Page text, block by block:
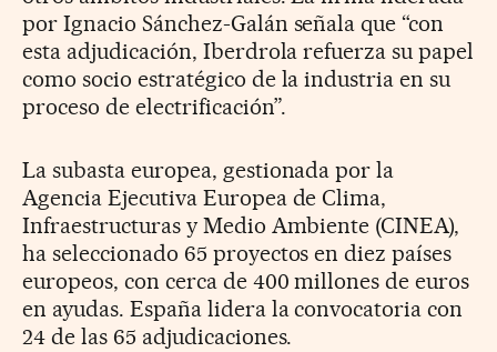
por Ignacio Sánchez-Galán señala que “con
esta adjudicación, Iberdrola refuerza su papel
como socio estratégico de la industria en su
proceso de electrificación”.
La subasta europea, gestionada por la
Agencia Ejecutiva Europea de Clima,
Infraestructuras y Medio Ambiente (CINEA),
ha seleccionado 65 proyectos en diez países
europeos, con cerca de 400 millones de euros
en ayudas. España lidera la convocatoria con
24 de las 65 adjudicaciones.